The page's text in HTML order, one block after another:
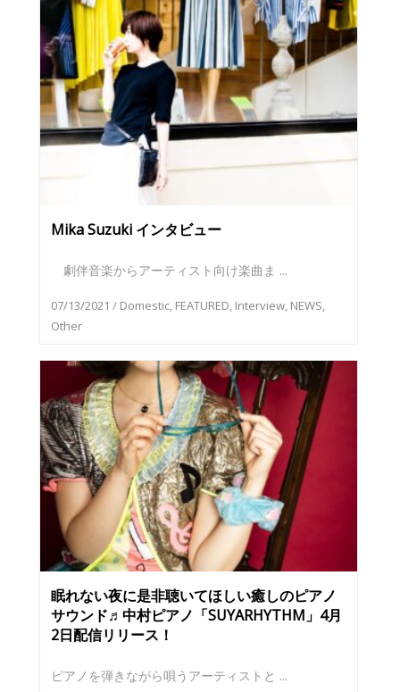
Mika Suzuki インタビュー
劇伴音楽からアーティスト向け楽曲ま ...
07/13/2021 / Domestic, FEATURED, Interview, NEWS,
Other
眠れない夜に是非聴いてほしい癒しのピアノ
サウンド♬中村ピアノ「SUYARHYTHM」4月
2日配信リリース！
ピアノを弾きながら唄うアーティストと ...